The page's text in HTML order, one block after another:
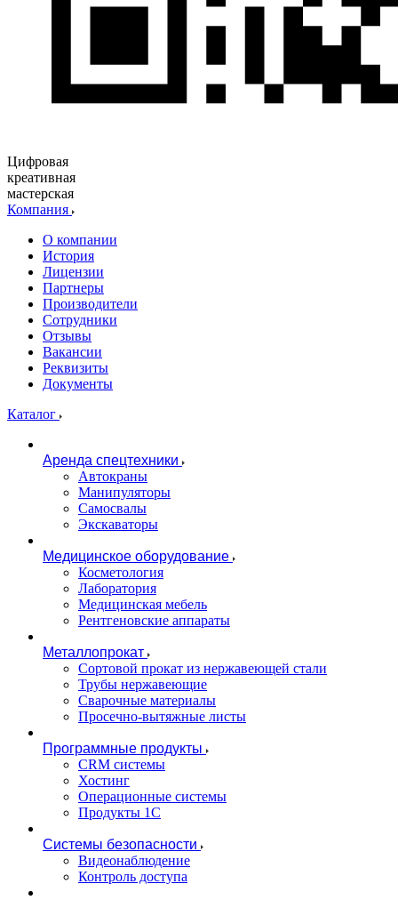
Цифровая
креативная
мастерская
Компания
О компании
История
Лицензии
Партнеры
Производители
Сотрудники
Отзывы
Вакансии
Реквизиты
Документы
Каталог
Аренда спецтехники
Автокраны
Манипуляторы
Самосвалы
Экскаваторы
Медицинское оборудование
Косметология
Лаборатория
Медицинская мебель
Рентгеновские аппараты
Металлопрокат
Сортовой прокат из нержавеющей стали
Трубы нержавеющие
Сварочные материалы
Просечно-вытяжные листы
Программные продукты
CRM системы
Хостинг
Операционные системы
Продукты 1С
Системы безопасности
Видеонаблюдение
Контроль доступа